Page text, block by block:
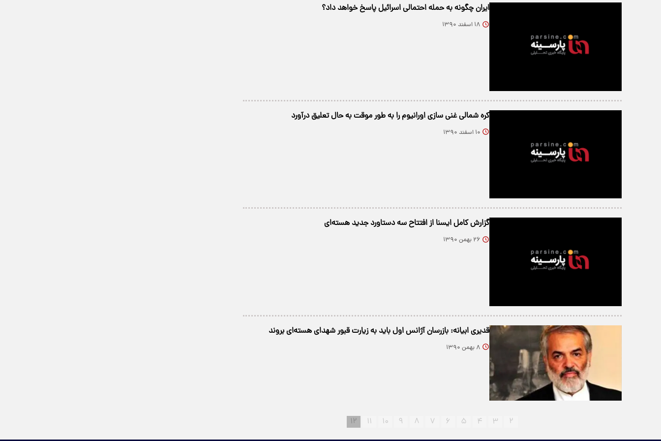
ایران چگونه به حمله احتمالی اسرائیل پاسخ خواهد داد؟
۱۸ اسفند ۱۳۹۰
کره شمالی غنی سازی اورانیوم را به طور موقت به حال تعلیق درآورد
۱۰ اسفند ۱۳۹۰
گزارش كامل ايسنا از افتتاح سه دستاورد جديد هسته‌‌ای
۲۶ بهمن ۱۳۹۰
قدیری ابیانه: بازرسان آژانس اول باید به زیارت قبور شهدای هسته‌ای بروند
۸ بهمن ۱۳۹۰
۲ ۳ ۴ ۵ ۶ ۷ ۸ ۹ ۱۰ ۱۱ ۱۲